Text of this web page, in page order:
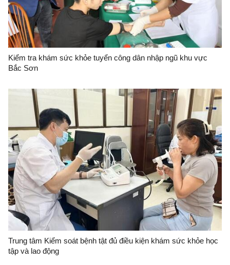
Kiểm tra khám sức khỏe tuyển công dân nhập ngũ khu vực
Bắc Sơn
Trung tâm Kiểm soát bệnh tật đủ điều kiện khám sức khỏe học
tập và lao động